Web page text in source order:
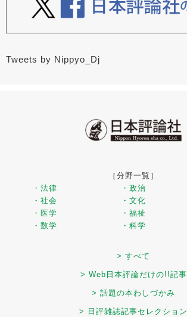
Tweets by Nippyo_Dj
［分野一覧］
・法律
・政治
・社会
・文化
・医学
・福祉
・数学
・科学
> すべて
> Web日本評論だけの!!記事
> 話題の本わしづかみ
> 日評雑誌記事セレクション